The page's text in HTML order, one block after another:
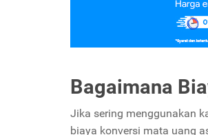
Bagaimana
Jika sering menggunakan
biaya konversi mata uang